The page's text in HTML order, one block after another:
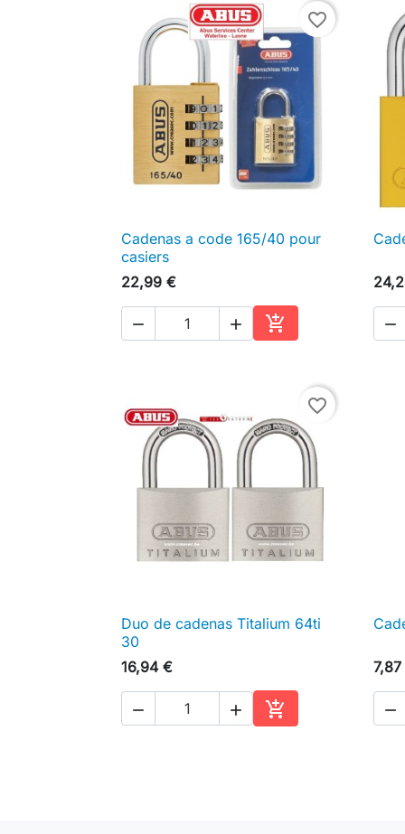
favorite_border
 Aperçu rapide
Cadenas a code 165/40 pour
casiers
22,99 €
  
Ajouter au panier

favorite_border
 Aperçu rapide
Duo de cadenas Titalium 64ti
30
16,94 €
  
Ajouter au panier
